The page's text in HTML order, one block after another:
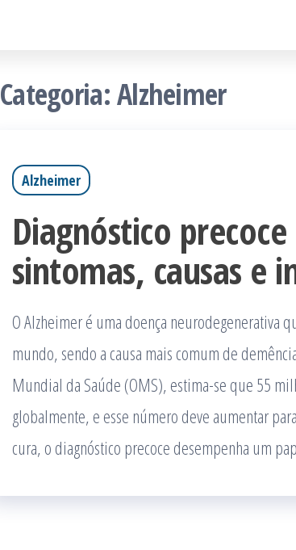
Categoria:Alzheimer
Alzheimer
Diagnóstico
sintomas, causas e
O Alzheimer é uma doença neurodegenerativa
mundo, sendo a causa mais comum de
Mundial da Saúde (OMS), estima-se que 55
globalmente, e esse número deve aumentar
cura, o diagnóstico precoce desempenha um